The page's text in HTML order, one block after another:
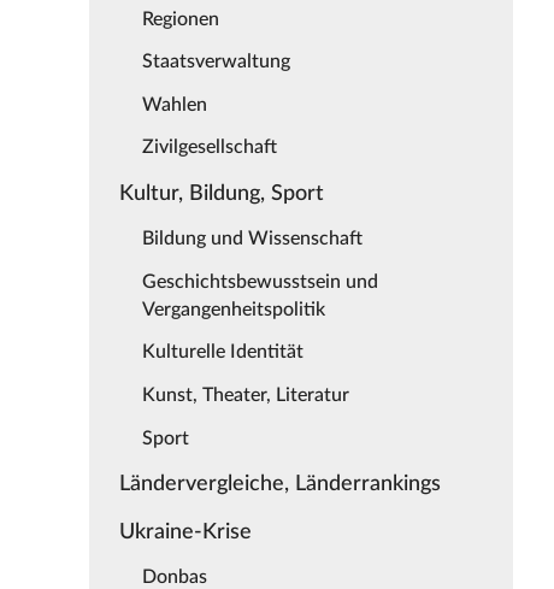
Regionen
Staatsverwaltung
Wahlen
Zivilgesellschaft
Kultur, Bildung, Sport
Bildung und Wissenschaft
Geschichtsbewusstsein und
Vergangenheitspolitik
Kulturelle Identität
Kunst, Theater, Literatur
Sport
Ländervergleiche, Länderrankings
Ukraine-Krise
Donbas